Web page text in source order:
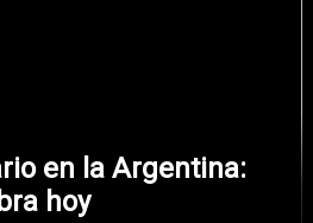
en la Argentina:
hoy